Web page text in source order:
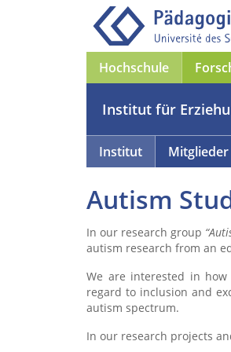
Hochschule
Institut für
Institut Mitglieder
Autism
In our research group
autism research from an
We are interested in
regard to inclusion and
autism spectrum.
In our research projects